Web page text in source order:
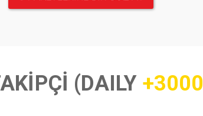
(DAILY +3000